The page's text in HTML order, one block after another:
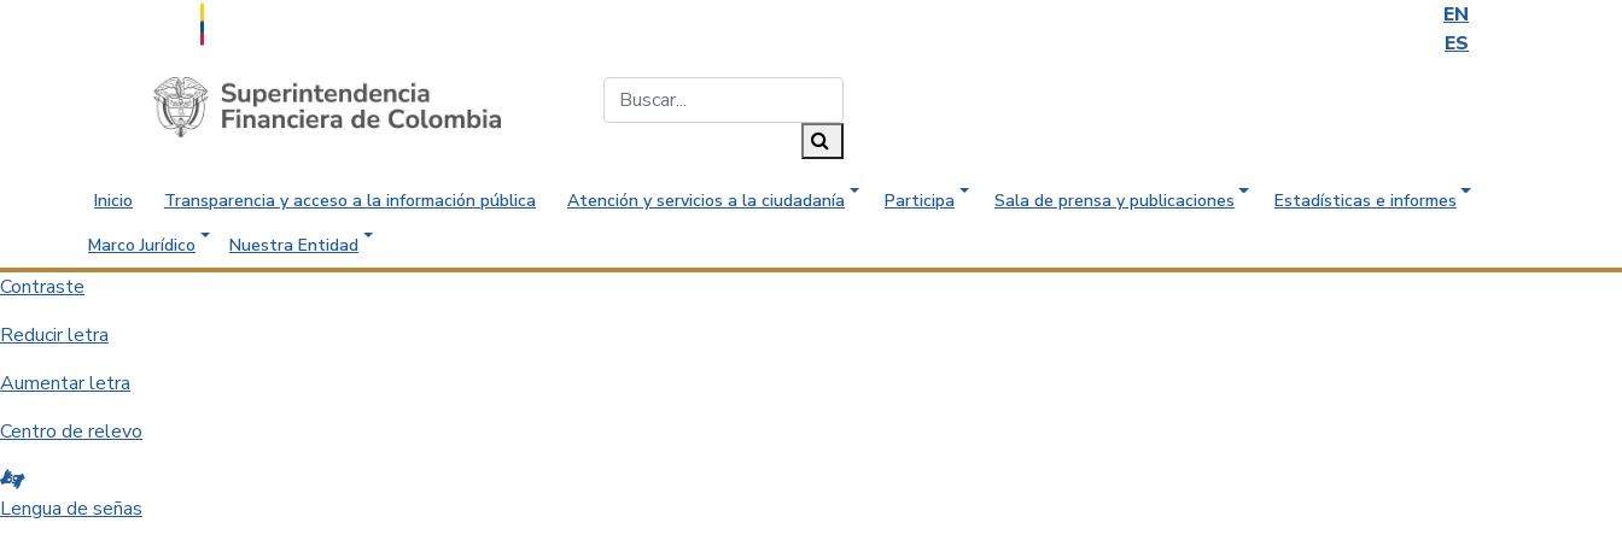
EN
ES
Saltar al contenido principal
Inicio Transparencia y acceso a la información pública Atención y servicios a la ciudadanía Participa Sala de prensa y publicaciones
Estadísticas e informes
Marco Jurídico
Nuestra Entidad
Contraste
Reducir letra
Aumentar letra
Centro de relevo
Lengua de señas